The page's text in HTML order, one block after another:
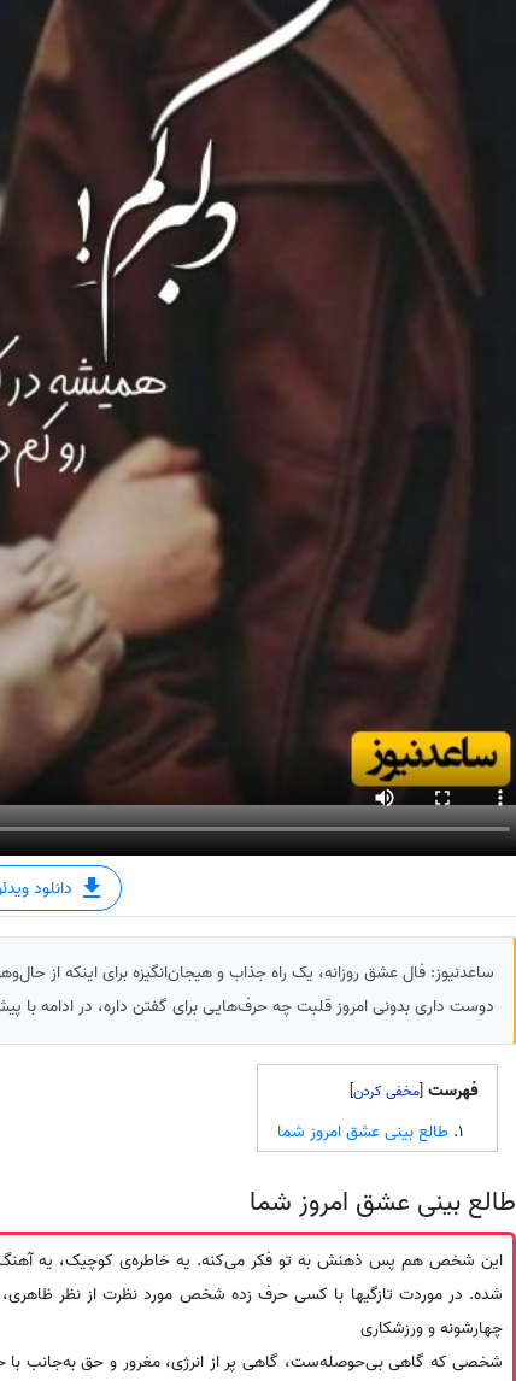
دانلود
ساعدنیوز: فال عشق روزانه، یک راه جذاب و هیجان‌انگیزه برای اینکه از
دوست داری بدونی امروز قلبت چه حرف‌هایی برای گفتن داره، در ادامه با
فهرست [
]
طالع بینی عشق امروز شما
طالع بینی عشق امروز شما
این شخص هم پس ذهنش به تو فکر می‌کنه. یه خاطره‌ی کوچیک، یه آهنگ
شده. در موردت تازگیها با کسی حرف زده شخص مورد نظرت از نظر
چهارشونه و ورزشکاری‌
شخصی که گاهی بی‌حوصله‌ست، گاهی پر از انرژی، مغرور و حق به‌جانب